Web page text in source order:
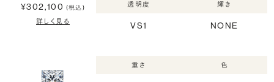
¥302,100 (税込)
詳しく見る
透明度
VS1
輝き
NONE
重さ 色